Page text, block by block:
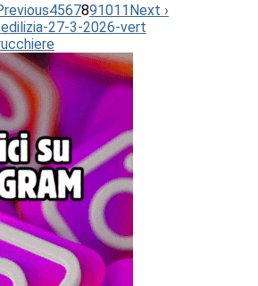
4567891011Next ›